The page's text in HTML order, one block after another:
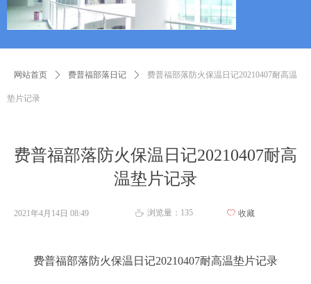
网站首页 ꄲ 费普福部落日记 ꄲ 费普福部落防火保温日记20210407耐高温
垫片记录
费普福部落防火保温日记20210407耐高
温垫片记录
2021年4月14日 08:49 ꄘ 浏览量： 135 ꄀ 收藏
费普福部落防火保温日记20210407耐高温垫片记录